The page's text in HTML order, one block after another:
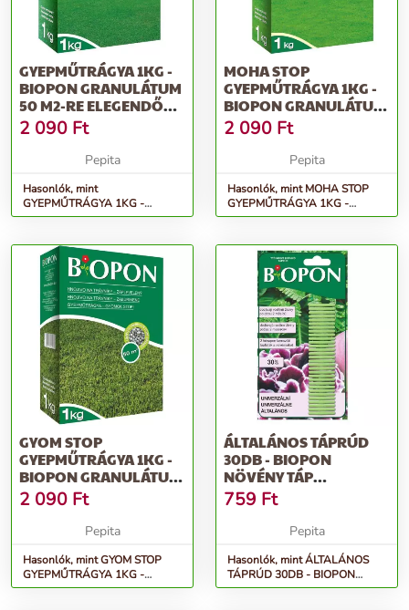
GYEPMŰTRÁGYA 1KG -
BIOPON GRANULÁTUM
50 M2-RE ELEGENDŐ
TÖBBKOMPON...
2 090 Ft
Pepita
Hasonlók, mint
GYEPMŰTRÁGYA 1KG -
BIOPON granulátum 50 m2-re
MOHA STOP
GYEPMŰTRÁGYA 1KG -
BIOPON GRANULÁTUM
30 M2-RE ELEGENDŐ...
2 090 Ft
Pepita
Hasonlók, mint MOHA STOP
GYEPMŰTRÁGYA 1KG -
BIOPON granulátum 30 m2-re
GYOM STOP
GYEPMŰTRÁGYA 1KG -
BIOPON GRANULÁTUM
50 M2-RE ELEGENDŐ...
2 090 Ft
Pepita
Hasonlók, mint GYOM STOP
GYEPMŰTRÁGYA 1KG -
BIOPON granulátum 50 m2-re
ÁLTALÁNOS TÁPRÚD
30DB - BIOPON
NÖVÉNY TÁP
NÖVEKEDÉS ÉS SZÍN
SERKE...
759 Ft
Pepita
Hasonlók, mint ÁLTALÁNOS
TÁPRÚD 30DB - BIOPON
növény táp növekedés és szín